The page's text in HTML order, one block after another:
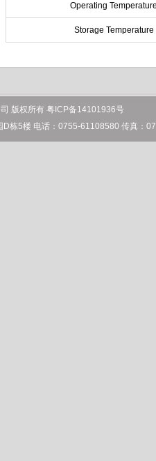
Operating
Storage Temperature
版权所有 粤ICP备14101936号
D栋5楼 电话：0755-61108580 传真：